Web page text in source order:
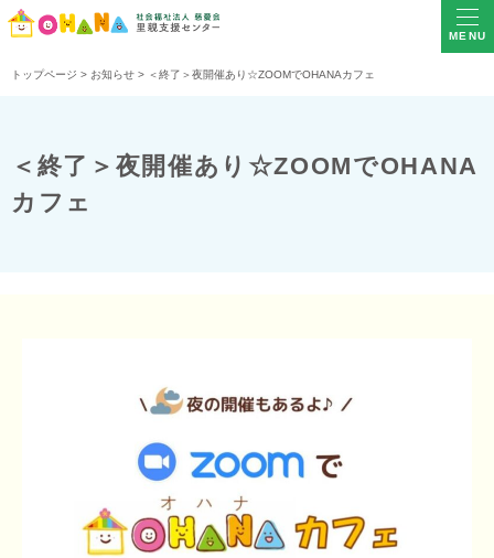
MENU
トップページ > お知らせ > ＜終了＞夜開催あり☆ZOOMでOHANAカフェ
＜終了＞夜開催あり☆ZOOMでOHANA
カフェ